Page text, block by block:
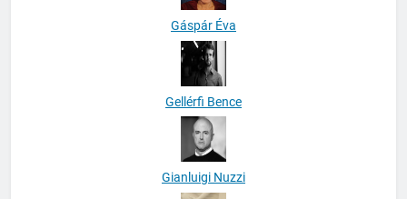
Gáspár Éva
Gellérfi Bence
Gianluigi Nuzzi